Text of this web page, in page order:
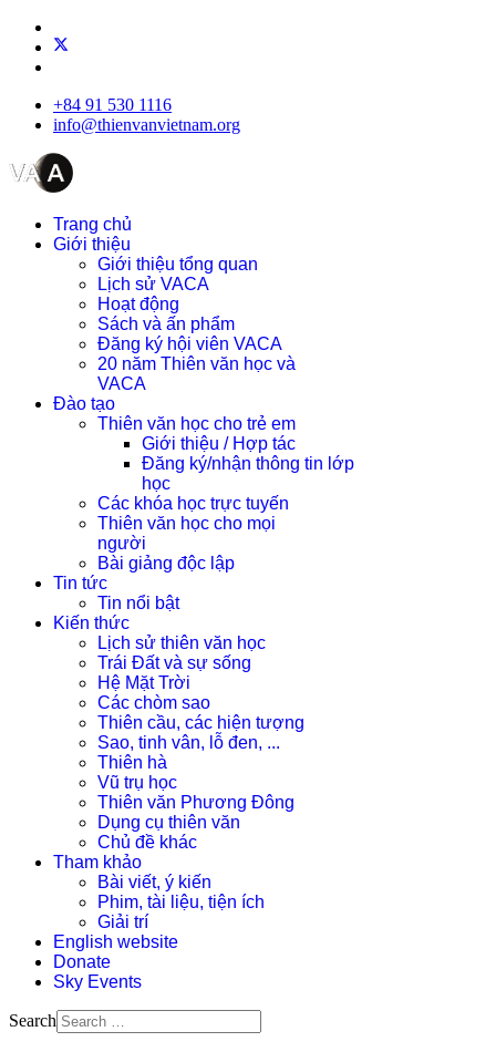
+84 91 530 1116
info@thienvanvietnam.org
Trang chủ
Giới thiệu
Giới thiệu tổng quan
Lịch sử VACA
Hoạt động
Sách và ấn phẩm
Đăng ký hội viên VACA
20 năm Thiên văn học và
VACA
Đào tạo
Thiên văn học cho trẻ em
Giới thiệu / Hợp tác
Đăng ký/nhận thông tin lớp
học
Các khóa học trực tuyến
Thiên văn học cho mọi
người
Bài giảng độc lập
Tin tức
Tin nổi bật
Kiến thức
Lịch sử thiên văn học
Trái Đất và sự sống
Hệ Mặt Trời
Các chòm sao
Thiên cầu, các hiện tượng
Sao, tinh vân, lỗ đen, ...
Thiên hà
Vũ trụ học
Thiên văn Phương Đông
Dụng cụ thiên văn
Chủ đề khác
Tham khảo
Bài viết, ý kiến
Phim, tài liệu, tiện ích
Giải trí
English website
Donate
Sky Events
Search